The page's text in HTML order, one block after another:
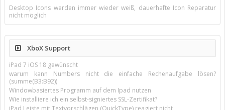
Desktop Icons werden immer wieder weiß, dauerhafte Icon Reparatur
nicht möglich
XboX Support
iPad 7 iOS 18 gewünscht
warum kann Numbers nicht die einfache Rechenaufgabe lösen?
(summe(B3:B92))
Windowbasiertes Programm auf dem Ipad nutzen
Wie installiere ich ein selbst-signiertes SSL-Zertifikat?
iPad Leiste mit Textvorschlägen (QuickType) reagiert nicht